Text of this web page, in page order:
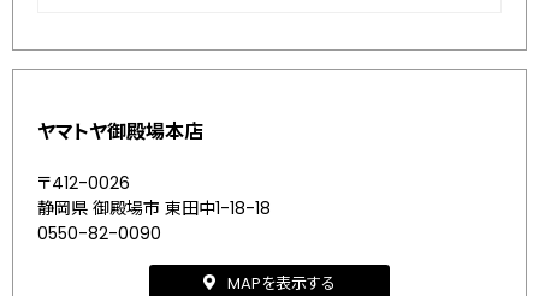
ヤマトヤ御殿場本店
〒412-0026
静岡県 御殿場市 東田中1-18-18
0550-82-0090
MAPを表示する